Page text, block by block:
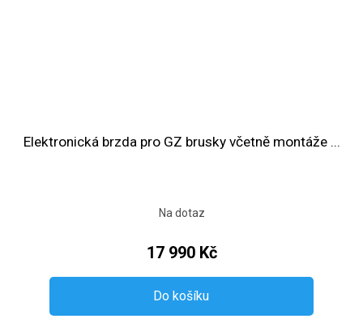
Elektronická brzda pro GZ brusky včetně montáže ...
Na dotaz
17 990 Kč
Do košíku